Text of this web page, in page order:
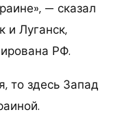
— сказал
и Луганск,
РФ.
то здесь Запад